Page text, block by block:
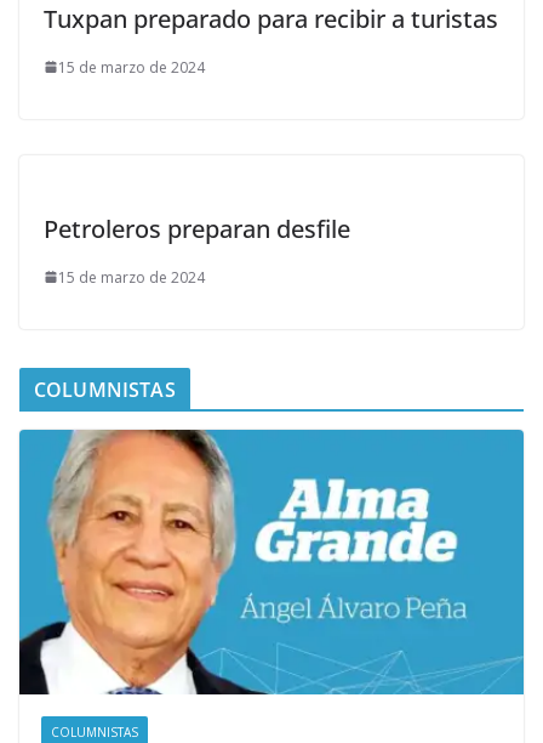
Tuxpan preparado para recibir a turistas
15 de marzo de 2024
Petroleros preparan desfile
15 de marzo de 2024
COLUMNISTAS
COLUMNISTAS